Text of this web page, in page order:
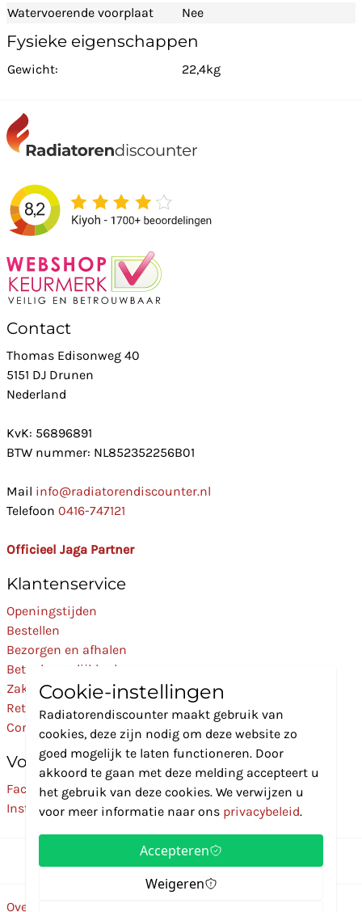
Watervoerende voorplaat
Nee
Fysieke eigenschappen
Gewicht: 22,4kg
Contact
Thomas Edisonweg 40
5151 DJ Drunen
Nederland
KvK: 56896891
BTW nummer: NL852352256B01
Mail info@radiatorendiscounter.nl
Telefoon 0416-747121
Officieel Jaga Partner
Klantenservice
Openingstijden
Bestellen
Bezorgen en afhalen
Betaalmogelijkheden
Zakelijk
Retourneren
Contact
Volg Ons
Facebook
Instagram
Over ons
Cookie-instellingen
Radiatorendiscounter maakt gebruik van
cookies, deze zijn nodig om deze website zo
goed mogelijk te laten functioneren. Door
akkoord te gaan met deze melding accepteert u
het gebruik van deze cookies. We verwijzen u
voor meer informatie naar ons privacybeleid.
Accepteren
Weigeren